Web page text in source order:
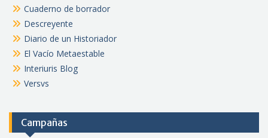
Cuaderno de borrador
Descreyente
Diario de un Historiador
El Vacío Metaestable
Interiuris Blog
Versvs
Campañas